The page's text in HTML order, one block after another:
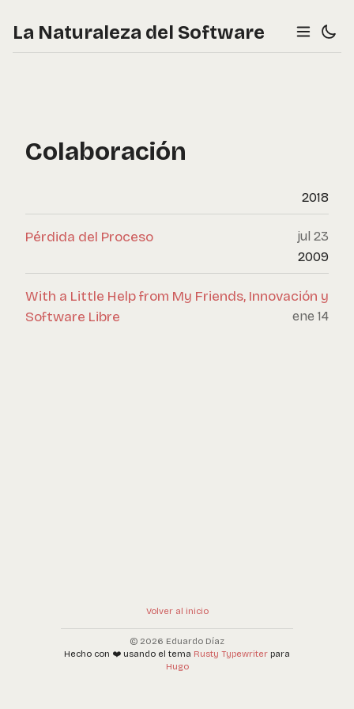
La Naturaleza del Software
Colaboración
2018
Pérdida del Proceso
jul 23
2009
With a Little Help from My Friends, Innovación y
Software Libre
ene 14
Volver al inicio
© 2026 Eduardo Díaz
Hecho con ❤️ usando el tema Rusty Typewriter para
Hugo